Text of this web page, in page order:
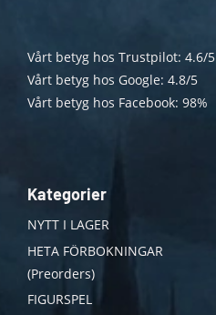
Vårt betyg hos Trustpilot: 4.6/5
Vårt betyg hos Google: 4.8/5
Vårt betyg hos Facebook: 98%
Kategorier
NYTT I LAGER
HETA FÖRBOKNINGAR
(Preorders)
FIGURSPEL